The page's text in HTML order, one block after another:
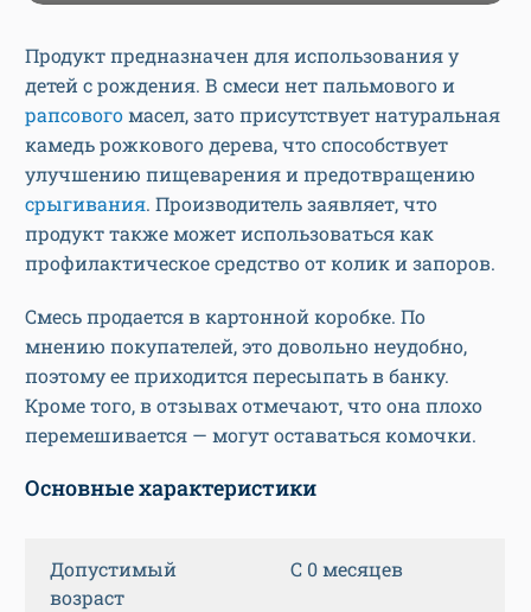
Продукт предназначен для использования у
детей с рождения. В смеси нет пальмового и
рапсовогомасел, зато присутствует натуральная
камедь рожкового дерева, что способствует
улучшению пищеварения и предотвращению
срыгивания. Производитель заявляет, что
продукт также может использоваться как
профилактическое средство от колик и запоров.
Смесь продается в картонной коробке. По
мнению покупателей, это довольно неудобно,
поэтому ее приходится пересыпать в банку.
Кроме того, в отзывах отмечают, что она плохо
перемешивается — могут оставаться комочки.
Основные характеристики
Допустимый
возраст
С 0 месяцев